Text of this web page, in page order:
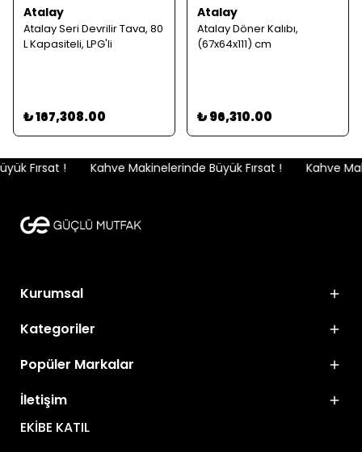
Atalay
Atalay Seri Devrilir Tava, 80
L Kapasiteli, LPG'li
₺ 167,308.00
Atalay
Atalay Döner Kalıbı,
(67x64x111) cm
₺ 96,310.00
Fırsat ! Kahve Makinelerinde Büyük Fırsat ! Kahve
Kurumsal
Kategoriler
Popüler Markalar
İletişim
EKİBE KATIL